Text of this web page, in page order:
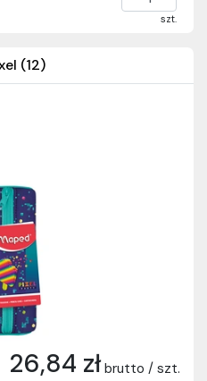
szt.
(12)
26,84 zł brutto / szt.